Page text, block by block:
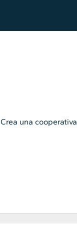
Crea una cooperativa